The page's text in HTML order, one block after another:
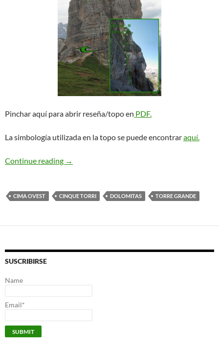
Pinchar aquí para abrir reseña/topo en PDF.
La simbología utilizada en la topo se puede encontraraquí.
Continue reading Olga. Cinque Torri
→
CIMA OVEST CINQUE TORRI DOLOMITAS TORRE GRANDE
SUSCRIBIRSE
Name
Email*